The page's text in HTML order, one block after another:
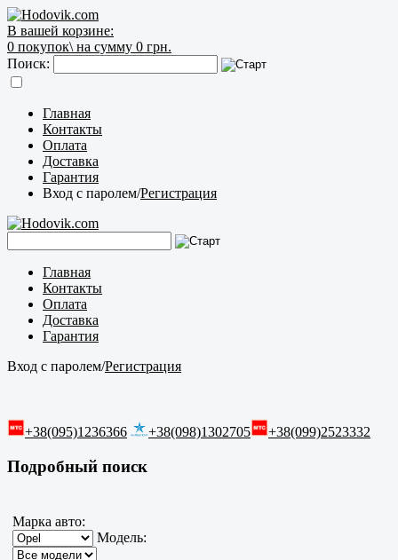
В вашей корзине:
0 покупок\ на сумму 0 грн.
Поиск:
Главная
Контакты
Оплата
Доставка
Гарантия
Вход с паролем/Регистрация
Главная
Контакты
Оплата
Доставка
Гарантия
Вход с паролем/Регистрация
+38(095)1236366 +38(098)1302705 +38(099)2523332
Подробный поиск
Марка авто:
Модель: